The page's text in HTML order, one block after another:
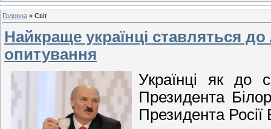
Головна » Світ
Найкраще українці ставляться
опитування
Українці як до
Президента
Президента